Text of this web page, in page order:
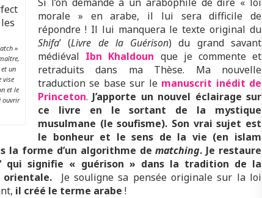
»
un
vise
et le
ouvrir
morale » en arabe, il lui sera difficile de
répondre ! Il lui manquera le texte original du
Shifa’ (Livre de la Guérison) du grand savant
médiéval Ibn Khaldoun que je commente et
retraduits dans ma Thèse. Ma nouvelle
traduction se base sur le manuscrit inédit de
Princeton. J’apporte un nouvel éclairage sur
ce livre en le sortant de la mystique
musulmane (le soufisme). Son vrai sujet est
le bonheur et le sens de la vie (en islam
la forme d’un algorithme dematching. Je restaure
‘ qui signifie « guérison » dans la tradition de la
orientale.
Je souligne sa pensée originale sur la loi
il créé le terme arabe !